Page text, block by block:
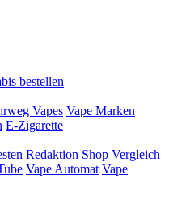
bestellen
Vapes Vape Marken
E-Zigarette
Redaktion Shop Vergleich
Vape Automat Vape